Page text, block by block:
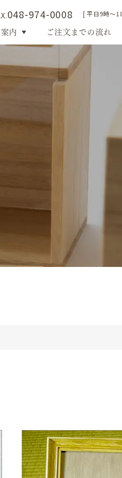
048-974-0008 [ 平日9時～
内 ご注文までの流れ